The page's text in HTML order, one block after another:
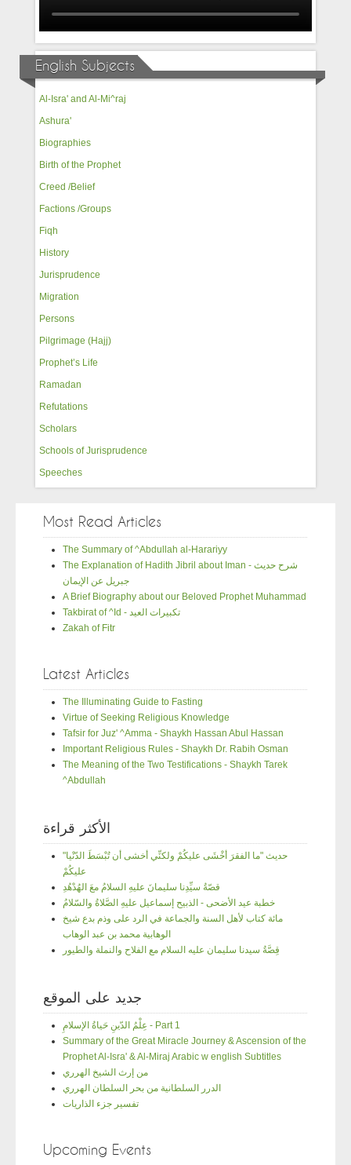
English Subjects
Al-Isra' and Al-Mi^raj
Ashura'
Biographies
Birth of the Prophet
Creed /Belief
Factions /Groups
Fiqh
History
Jurisprudence
Migration
Persons
Pilgrimage (Hajj)
Prophet’s Life
Ramadan
Refutations
Scholars
Schools of Jurisprudence
Speeches
Most Read Articles
The Summary of ^Abdullah al-Harariyy
The Explanation of Hadith Jibril about Iman - شرح حديث
جبريل عن الإيمان
A Brief Biography about our Beloved Prophet Muhammad
Takbirat of ^Id - تكبيرات العيد
Zakah of Fitr
Latest Articles
The Illuminating Guide to Fasting
Virtue of Seeking Religious Knowledge
Tafsir for Juz' ^Amma - Shaykh Hassan Abul Hassan
Important Religious Rules - Shaykh Dr. Rabih Osman
The Meaning of the Two Testifications - Shaykh Tarek
^Abdullah
الأكثر قراءة
"حديث "ما الفقرَ أخْشَى عليكُمْ ولكنِّي أخشى أن تُبْسَطَ الدّنْيا
عليكُمْ
قصّةُ سيِّدِنا سليمانَ عليهِ السلامُ معَ الهُدْهُدِ
خطبة عيد الأضحى - الذبيح إسماعيل عليهِ الصَّلاةُ والسّلامُ
مائة كتاب لأهل السنة والجماعة في الرد على وذم بدع شيخ
الوهابية محمد بن عبد الوهاب
قِصَّةُ سيدنا سليمان عليه السلام مع الفلاح والنملة والطيور
جديد على الموقع
عِلْمُ الدّينِ حَياةُ الإسلامِ - Part 1
Summary of the Great Miracle Journey & Ascension of the
Prophet Al-Isra' & Al-Miraj Arabic w english Subtitles
من إرث الشيخ الهرري
الدرر السلطانية من بحر السلطان الهرري
تفسير جزء الذاريات
Upcoming Events